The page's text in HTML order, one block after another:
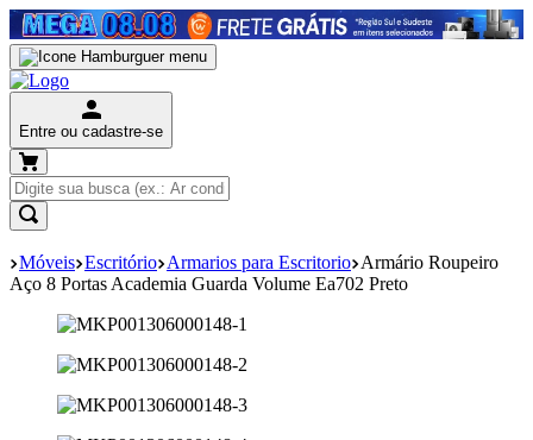
Entre ou cadastre-se
Móveis Escritório Armarios para Escritorio Armário Roupeiro
Aço 8 Portas Academia Guarda Volume Ea702 Preto